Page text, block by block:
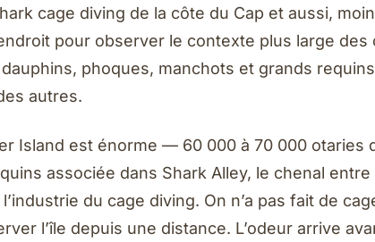
cage diving de la côte du Cap et aussi,
pour observer le contexte plus large des
phoques, manchots et grands
autres.
Island est énorme — 60 000 à 70 000 otaries
associée dans Shark Alley, le chenal
du cage diving. On n’a pas fait de
l’île depuis une distance. L’odeur arrive